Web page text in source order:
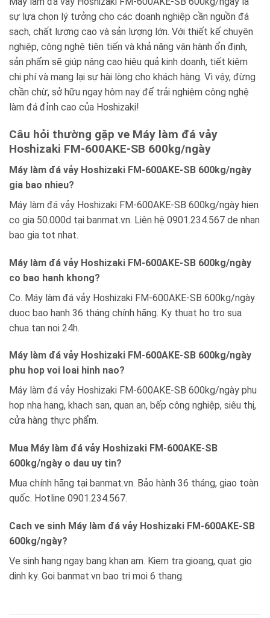
sự lựa chọn lý tưởng cho các doanh nghiệp cần nguồn đá
sạch, chất lượng cao và sản lượng lớn. Với thiết kế chuyên
nghiệp, công nghệ tiên tiến và khả năng vận hành ổn định,
sản phẩm sẽ giúp nâng cao hiệu quả kinh doanh, tiết kiệm
chi phí và mang lại sự hài lòng cho khách hàng. Vì vậy, đừng
chần chừ, sở hữu ngay hôm nay để trải nghiệm công nghệ
làm đá đỉnh cao của Hoshizaki!
Câu hỏi thường gặp ve Máy làm đá vảy
Hoshizaki FM-600AKE-SB 600kg/ngày
Máy làm đá vảy Hoshizaki FM-600AKE-SB 600kg/ngày
gia bao nhieu?
Máy làm đá vảy Hoshizaki FM-600AKE-SB 600kg/ngày hien
co gia 50.000d tại banmat.vn. Liên hệ 0901.234.567 de nhan
bao gia tot nhat.
Máy làm đá vảy Hoshizaki FM-600AKE-SB 600kg/ngày
co bao hanh khong?
Co. Máy làm đá vảy Hoshizaki FM-600AKE-SB 600kg/ngày
duoc bao hanh 36 tháng chính hãng. Ky thuat ho tro sua
chua tan noi 24h.
Máy làm đá vảy Hoshizaki FM-600AKE-SB 600kg/ngày
phu hop voi loai hinh nao?
Máy làm đá vảy Hoshizaki FM-600AKE-SB 600kg/ngày phu
hop nha hang, khach san, quan an, bếp công nghiệp, siêu thị,
cửa hàng thực phẩm.
Mua Máy làm đá vảy Hoshizaki FM-600AKE-SB
600kg/ngày o dau uy tin?
Mua chính hãng tại banmat.vn. Bảo hành 36 tháng, giao toàn
quốc. Hotline 0901.234.567.
Cach ve sinh Máy làm đá vảy Hoshizaki FM-600AKE-SB
600kg/ngày?
Ve sinh hang ngay bang khan am. Kiem tra gioang, quat gio
dinh ky. Goi banmat.vn bao tri moi 6 thang.